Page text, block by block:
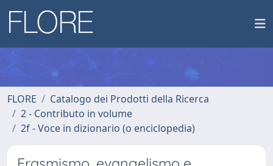
FLORE
Catalogo dei Prodotti della Ricerca
2 - Contributo in volume
2f - Voce in dizionario (o enciclopedia)